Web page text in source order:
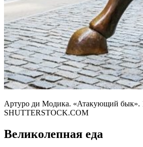
Артуро ди Модика. «Атакующий
SHUTTERSTOCK.COM
Великолепная еда